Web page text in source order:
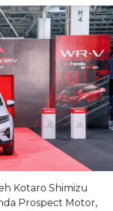
Kotaro Shimizu
Prospect Motor,